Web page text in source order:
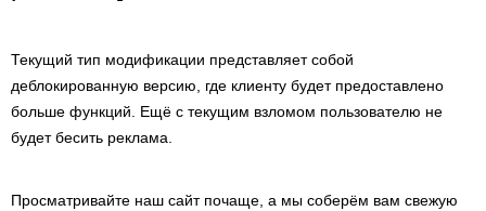
Текущий тип модификации представляет собой
деблокированную версию, где клиенту будет предоставлено
больше функций. Ещё с текущим взломом пользователю не
будет бесить реклама.
Просматривайте наш сайт почаще, а мы соберём вам свежую